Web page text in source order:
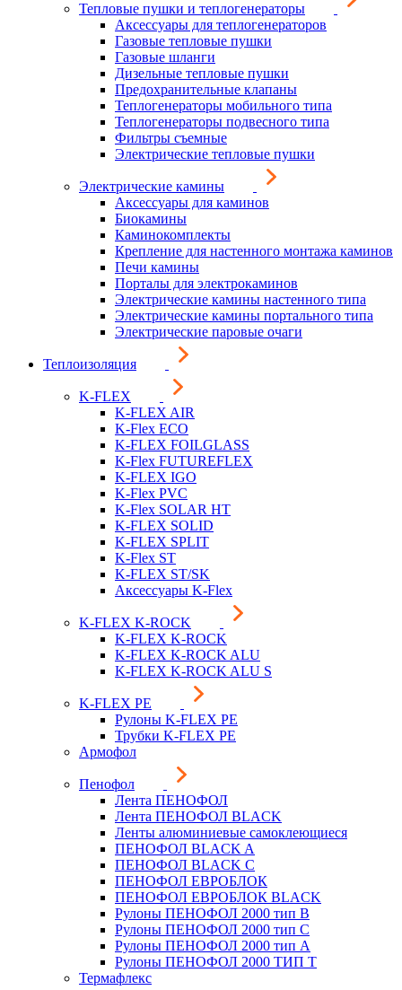
Тепловые пушки и теплогенераторы
Аксессуары для теплогенераторов
Газовые тепловые пушки
Газовые шланги
Дизельные тепловые пушки
Предохранительные клапаны
Теплогенераторы мобильного типа
Теплогенераторы подвесного типа
Фильтры съемные
Электрические тепловые пушки
Электрические камины
Аксессуары для каминов
Биокамины
Каминокомплекты
Крепление для настенного монтажа каминов
Печи камины
Порталы для электрокаминов
Электрические камины настенного типа
Электрические камины портального типа
Электрические паровые очаги
Теплоизоляция
K-FLEX
K-FLEX AIR
K-Flex ECO
K-FLEX FOILGLASS
K-Flex FUTUREFLEX
K-FLEX IGO
K-Flex PVC
K-Flex SOLAR HT
K-FLEX SOLID
K-FLEX SPLIT
K-Flex ST
K-FLEX ST/SK
Аксессуары K-Flex
K-FLEX K-ROCK
K-FLEX K-ROCK
K-FLEX K-ROCK ALU
K-FLEX K-ROCK ALU S
K-FLEX PE
Рулоны K-FLEX PE
Трубки K-FLEX PE
Армофол
Пенофол
Лента ПЕНОФОЛ
Лента ПЕНОФОЛ BLACK
Ленты алюминиевые самоклеющиеся
ПЕНОФОЛ BLACK A
ПЕНОФОЛ BLACK С
ПЕНОФОЛ ЕВРОБЛОК
ПЕНОФОЛ ЕВРОБЛОК BLACK
Рулоны ПЕНОФОЛ 2000 тип B
Рулоны ПЕНОФОЛ 2000 тип C
Рулоны ПЕНОФОЛ 2000 тип А
Рулоны ПЕНОФОЛ 2000 ТИП Т
Термафлекс